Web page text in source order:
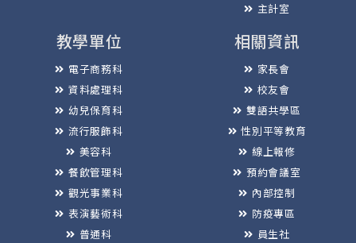
主計室
教學單位
電子商務科
資料處理科
幼兒保育科
流行服飾科
美容科
餐飲管理科
觀光事業科
表演藝術科
普通科
相關資訊
家長會
校友會
雙語共學區
性別平等教育
線上報修
預約會議室
內部控制
防疫專區
員生社